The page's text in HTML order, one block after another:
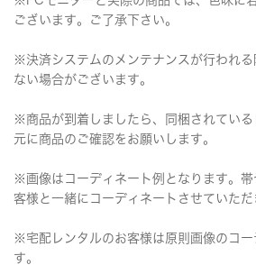
ございます。ご了承下さい。
※決済システムのメンテナンスが行われ
ない場合がございます。
※商品が到着しましたら、同梱されている
元に商品のご確認をお願いします。
※画像はコーディネート例となります。
客様と一緒にコーディネートさせていただ
※宅配レンタルのお客様は原則画像のコー
す。